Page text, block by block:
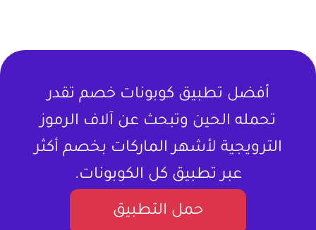
أفضل تطبيق كوبونات خصم تقدر
تحمله الحين وتبحث عن آلاف الرموز
الترويجية لأشهر الماركات بخصم أكثر
عبر تطبيق كل الكوبونات.
حمل التطبيق